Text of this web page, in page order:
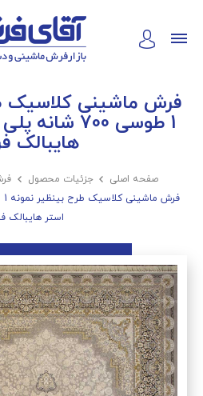
فرش ماشینی کلاسیک
1 طوسی 700
هایبالک
صفحه اصلی  جزئیات محصول 
استر هایبالک